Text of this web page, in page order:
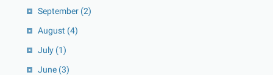
September (2)
August (4)
July (1)
June (3)